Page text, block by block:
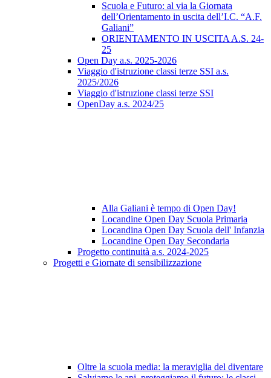
Scuola e Futuro: al via la Giornata
dell’Orientamento in uscita dell’I.C. “A.F.
Galiani”
ORIENTAMENTO IN USCITA A.S. 24-
25
Open Day a.s. 2025-2026
Viaggio d'istruzione classi terze SSI a.s.
2025/2026
Viaggio d'istruzione classi terze SSI
OpenDay a.s. 2024/25
Alla Galiani è tempo di Open Day!
Locandine Open Day Scuola Primaria
Locandina Open Day Scuola dell' Infanzia
Locandine Open Day Secondaria
Progetto continuità a.s. 2024-2025
Progetti e Giornate di sensibilizzazione
Oltre la scuola media: la meraviglia del diventare